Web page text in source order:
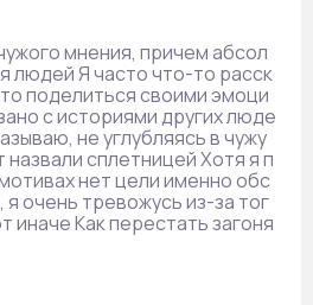
мнения, причем абсол
людей Я часто что-то расск
поделиться своими эмоци
с историями других люде
не углубляясь в чужу
сплетницей Хотя я п
нет цели именно обс
очень тревожусь из-за тог
иначе Как перестать загоня